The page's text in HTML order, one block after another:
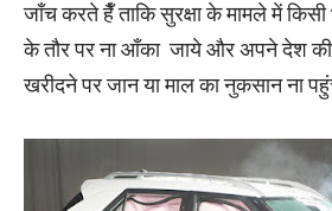
जाँच करते हैँ ताकि सुरक्षा के मामले में किसी
के तौर पर ना आँका जाये और अपने देश की
खरीदने पर जान या माल का नुकसान ना